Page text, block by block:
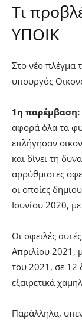
Τι
ΥΠΟΙΚ
Στο νέο πλέγμα
υπουργός
1η παρέμβαση:
αφορά όλα τα
επλήγησαν
και δίνει τη
αρρύθμιστες
οι οποίες
Ιουνίου 2020,
Οι οφειλές
Απριλίου 2021,
του 2021, σε 12
εξαιρετικά
Παράλληλα,